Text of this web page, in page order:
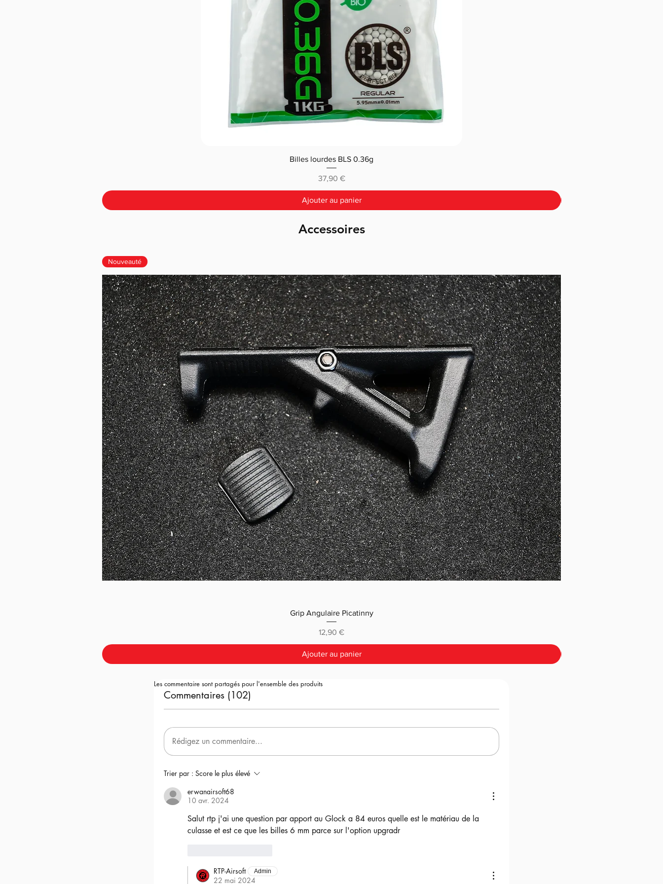
Billes lourdes BLS 0.36g
Prix
37,90 €
Ajouter au panier
Accessoires
Nouveauté
Grip Angulaire Picatinny
Prix
12,90 €
Ajouter au panier
Commentaires (102)
Rédigez un commentaire...
Trier par : Score le plus élevé
erwanairsoft68
10 avr. 2024
Salut rtp j'ai une question par apport au Glock a 84 euros quelle est le matériau de la
culasse et est ce que les billes 6 mm parce sur l'option upgradr
RTP-Airsoft Admin
22 mai 2024
Les commentaire sont partagés pour l'ensemble des produits